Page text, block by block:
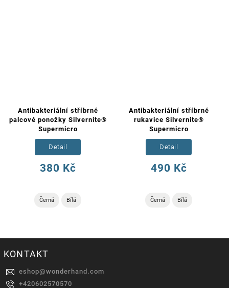
Antibakteriální stříbrné
palcové ponožky Silvernite®
Supermicro
380 Kč
Detail
Černá Bílá
Antibakteriální stříbrné
rukavice Silvernite®
Supermicro
490 Kč
Detail
Černá Bílá
KONTAKT
eshop@wonderhand.com
+420602570570